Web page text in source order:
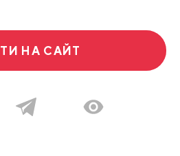
НА САЙТ